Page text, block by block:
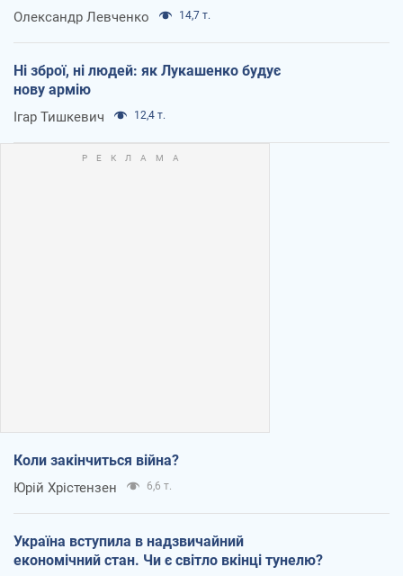
Олександр Левченко 14,7 т.
Ні зброї, ні людей: як Лукашенко будує
нову армію
Ігар Тишкевич 12,4 т.
Коли закінчиться війна?
Юрій Хрістензен 6,6 т.
Україна вступила в надзвичайний
економічний стан. Чи є світло вкінці тунелю?